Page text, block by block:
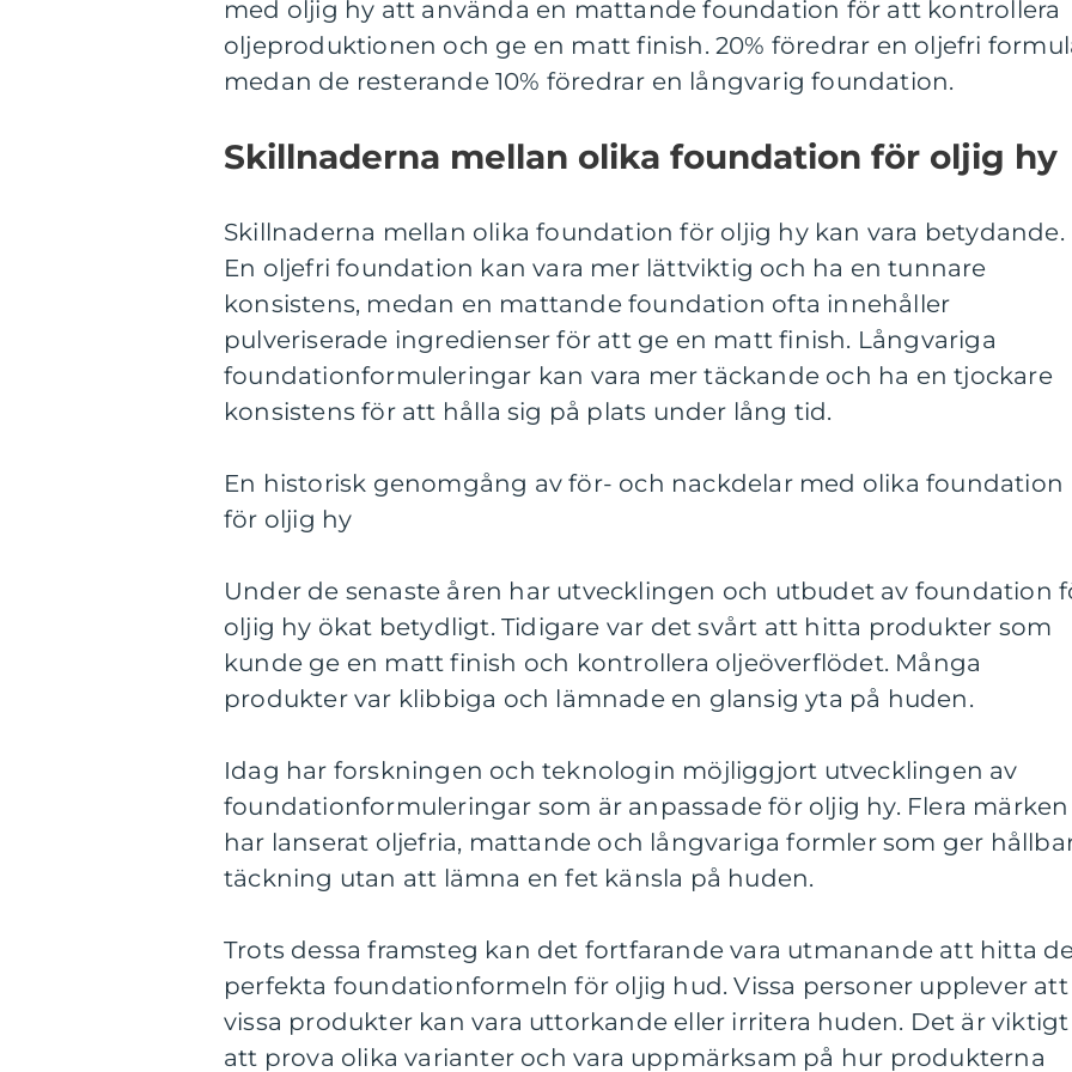
med oljig hy att använda en mattande foundation för att kontrollera
oljeproduktionen och ge en matt finish. 20% föredrar en oljefri
medan de resterande 10% föredrar en långvarig foundation.
Skillnaderna mellan olika foundation för oljig hy
Skillnaderna mellan olika foundation för oljig hy kan vara betydande.
En oljefri foundation kan vara mer lättviktig och ha en tunnare
konsistens, medan en mattande foundation ofta innehåller
pulveriserade ingredienser för att ge en matt finish. Långvariga
foundationformuleringar kan vara mer täckande och ha en tjockare
konsistens för att hålla sig på plats under lång tid.
En historisk genomgång av för- och nackdelar med olika foundation
för oljig hy
Under de senaste åren har utvecklingen och utbudet av foundation
oljig hy ökat betydligt. Tidigare var det svårt att hitta produkter som
kunde ge en matt finish och kontrollera oljeöverflödet. Många
produkter var klibbiga och lämnade en glansig yta på huden.
Idag har forskningen och teknologin möjliggjort utvecklingen av
foundationformuleringar som är anpassade för oljig hy. Flera märken
har lanserat oljefria, mattande och långvariga formler som ger
täckning utan att lämna en fet känsla på huden.
Trots dessa framsteg kan det fortfarande vara utmanande att hitta
perfekta foundationformeln för oljig hud. Vissa personer upplever att
vissa produkter kan vara uttorkande eller irritera huden. Det är viktigt
att prova olika varianter och vara uppmärksam på hur produkterna